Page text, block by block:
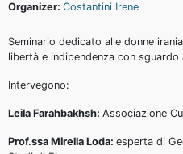
Organizer: Costantini Irene
Seminario dedicato alle donne
libertà e indipendenza con sguardo
Intervegono:
Leila Farahbakhsh: Associazione
Prof.ssa Mirella Loda: esperta di